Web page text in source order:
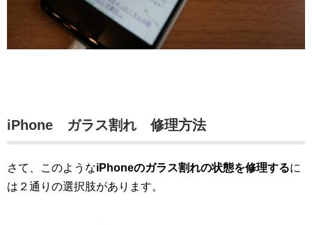
iPhone ガラス割れ 修理方法
さて、このようなiPhoneのガラス割れの状態を修理するに
は２通りの選択肢があります。